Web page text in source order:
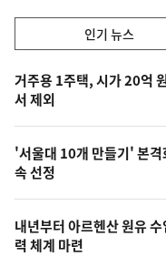
기,
최
신,
오
늘
의
영
상
인기 뉴스
기
뉴
스
거주용 1주택, 시가 20억
서 제외
'서울대 10개 만들기' 본
속 선정
내년부터 아르헨산 원유
력 체계 마련